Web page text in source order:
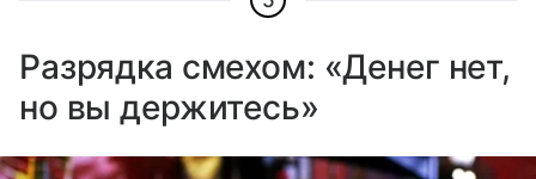
Разрядка смехом: «Денег нет,
но вы держитесь»